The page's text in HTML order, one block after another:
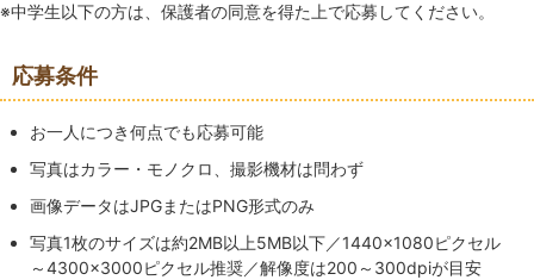
※中学生以下の方は、保護者の同意を得た上で応募してください。
応募条件
お一人につき何点でも応募可能
写真はカラー・モノクロ、撮影機材は問わず
画像データはJPGまたはPNG形式のみ
写真1枚のサイズは約2MB以上5MB以下／1440×1080ピクセル
～4300×3000ピクセル推奨／解像度は200～300dpiが目安